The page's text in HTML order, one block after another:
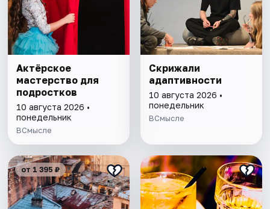
Актёрское
мастерство для
подростков
10 августа 2026 •
понедельник
ВСмысле
Скрижали
адаптивности
10 августа 2026 •
понедельник
ВСмысле
от 1 395 ₽